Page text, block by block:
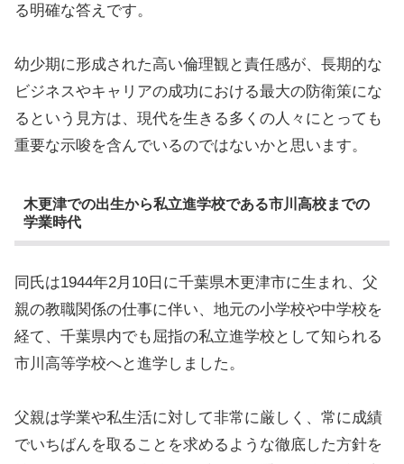
る明確な答えです。
幼少期に形成された高い倫理観と責任感が、長期的な
ビジネスやキャリアの成功における最大の防衛策にな
るという見方は、現代を生きる多くの人々にとっても
重要な示唆を含んでいるのではないかと思います。
木更津での出生から私立進学校である市川高校までの
学業時代
同氏は1944年2月10日に千葉県木更津市に生まれ、父
親の教職関係の仕事に伴い、地元の小学校や中学校を
経て、千葉県内でも屈指の私立進学校として知られる
市川高等学校へと進学しました。
父親は学業や私生活に対して非常に厳しく、常に成績
でいちばんを取ることを求めるような徹底した方針を